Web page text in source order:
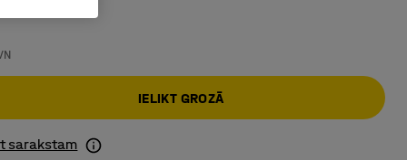
IELIKT GROZĀ
sarakstam